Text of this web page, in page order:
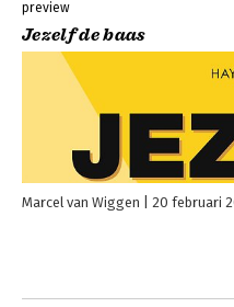
preview
Jezelf de baas
Marcel van Wiggen 20 februari